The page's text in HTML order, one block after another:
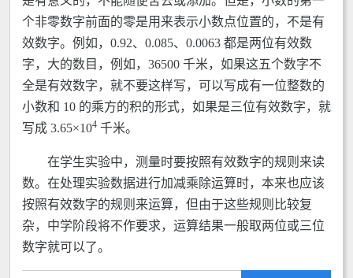
个非零数字前面的零是用来表示小数点位置的，不是有
效数字。例如，0.92、0.085、0.0063 都是两位有效数
字，大的数目，例如，36500 千米，如果这五个数字不
全是有效数字，就不要这样写，可以写成有一位整数的
小数和 10 的乘方的积的形式，如果是三位有效数字，就
写成 3.65×104 千米。
在学生实验中，测量时要按照有效数字的规则来读
数。在处理实验数据进行加减乘除运算时，本来也应该
按照有效数字的规则来运算，但由于这些规则比较复
杂，中学阶段将不作要求，运算结果一般取两位或三位
数字就可以了。